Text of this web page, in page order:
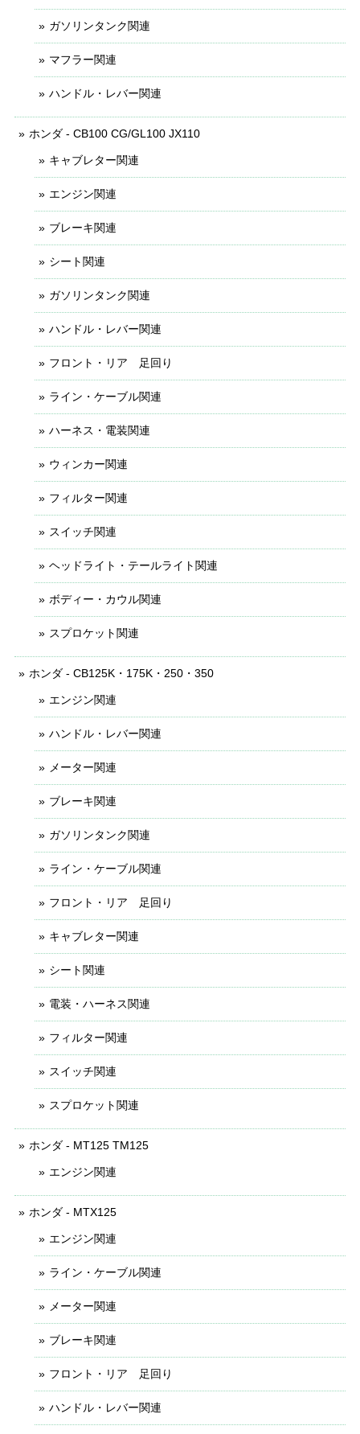
ガソリンタンク関連
マフラー関連
ハンドル・レバー関連
ホンダ - CB100 CG/GL100 JX110
キャブレター関連
エンジン関連
ブレーキ関連
シート関連
ガソリンタンク関連
ハンドル・レバー関連
フロント・リア 足回り
ライン・ケーブル関連
ハーネス・電装関連
ウィンカー関連
フィルター関連
スイッチ関連
ヘッドライト・テールライト関連
ボディー・カウル関連
スプロケット関連
ホンダ - CB125K・175K・250・350
エンジン関連
ハンドル・レバー関連
メーター関連
ブレーキ関連
ガソリンタンク関連
ライン・ケーブル関連
フロント・リア 足回り
キャブレター関連
シート関連
電装・ハーネス関連
フィルター関連
スイッチ関連
スプロケット関連
ホンダ - MT125 TM125
エンジン関連
ホンダ - MTX125
エンジン関連
ライン・ケーブル関連
メーター関連
ブレーキ関連
フロント・リア 足回り
ハンドル・レバー関連